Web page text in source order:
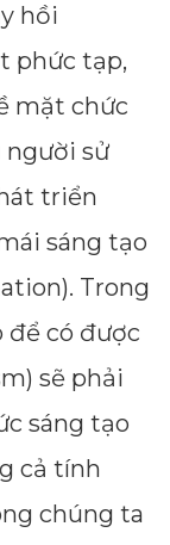
hồi
phức tạp,
mặt chức
người sử
triển
sáng tạo
Trong
để có được
sẽ phải
sáng tạo
cả tính
chúng ta